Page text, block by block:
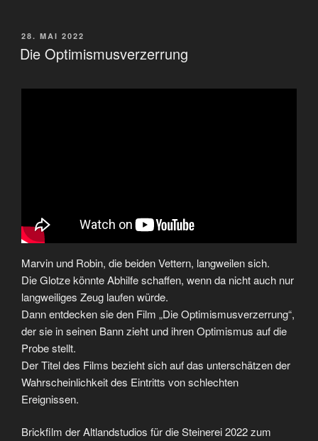
VERÖFFENTLICHT
AM
28. MAI 2022
Die Optimismusverzerrung
Marvin und Robin, die beiden Vettern, langweilen sich.
Die Glotze könnte Abhilfe schaffen, wenn da nicht auch nur
langweiliges Zeug laufen würde.
Dann entdecken sie den Film „Die Optimismusverzerrung“,
der sie in seinen Bann zieht und ihren Optimismus auf die
Probe stellt.
Der Titel des Films bezieht sich auf das unterschätzen der
Wahrscheinlichkeit des Eintritts von schlechten
Ereignissen.
Brickfilm der Altlandstudios für die Steinerei 2022 zum